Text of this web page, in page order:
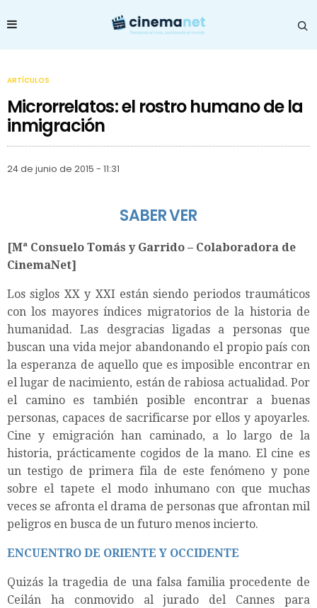
ARTÍCULOS
Microrrelatos: el rostro humano de la
inmigración
24 de junio de 2015 - 11:31
SABER VER
[Mª Consuelo Tomás y Garrido – Colaboradora de
CinemaNet]
Los siglos XX y XXI están siendo periodos traumáticos
con los mayores índices migratorios de la historia de
humanidad. Las desgracias ligadas a personas que
buscan una vida mejor abandonando el propio país con
la esperanza de aquello que es imposible encontrar en
el lugar de nacimiento, están de rabiosa actualidad. Por
el camino es también posible encontrar a buenas
personas, capaces de sacrificarse por ellos y apoyarles.
Cine y emigración han caminado, a lo largo de la
historia, prácticamente cogidos de la mano. El cine es
un testigo de primera fila de este fenómeno y pone
sobre el tapete el modo inhumano con que muchas
veces se afronta el drama de personas que afrontan mil
peligros en busca de un futuro menos incierto.
ENCUENTRO DE ORIENTE Y OCCIDENTE
Quizás la tragedia de una falsa familia procedente de
Ceilán ha conmovido al jurado del Cannes para